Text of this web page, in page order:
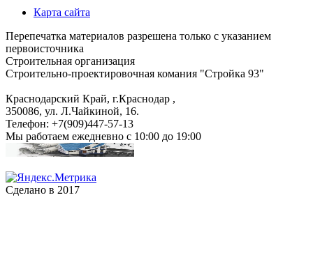
Карта сайта
Перепечатка материалов разрешена только с указанием
первоисточника
Строительная организация
Строительно-проектировочная комания "Стройка 93"
Краснодарский Край, г.Краснодар ,
350086, ул. Л.Чайкиной, 16.
Телефон: +7(909)447-57-13
Мы работаем ежедневно с 10:00 до 19:00
Сделано в 2017